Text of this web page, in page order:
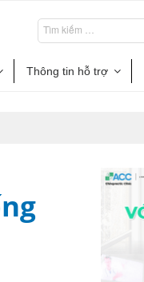
Thông tin hỗ trợ